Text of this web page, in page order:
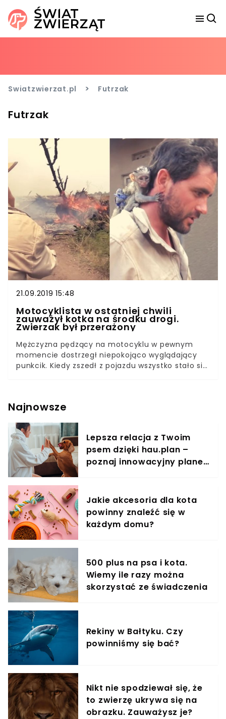
Swiatzwierzat.pl > Futrzak
Futrzak
21.09.2019 15:48
Motocyklista w ostatniej chwili
zauważył kotka na środku drogi.
Zwierzak był przerażony
Mężczyzna pędzący na motocyklu w pewnym
momencie dostrzegł niepokojąco wyglądający
punkcik. Kiedy zszedł z pojazdu wszystko stało się
się to prawdziwą tragedią. Do tej pory nie
środku ulicy, wśród rozpędzonych samochodów.
Jedno jest pewne- jego życie było śmiertelnie
zagrożone. Nic dziwnego, że zwierzak był
wystraszony i spanikowany.
Najnowsze
Lepsza relacja z Twoim
psem dzięki hau.plan –
poznaj innowacyjny planer
Jakie akcesoria dla kota
powinny znaleźć się w
każdym domu?
500 plus na psa i kota.
Wiemy ile razy można
skorzystać ze świadczenia
Rekiny w Bałtyku. Czy
powinniśmy się bać?
Nikt nie spodziewał się, że
to zwierzę ukrywa się na
obrazku. Zauważysz je?